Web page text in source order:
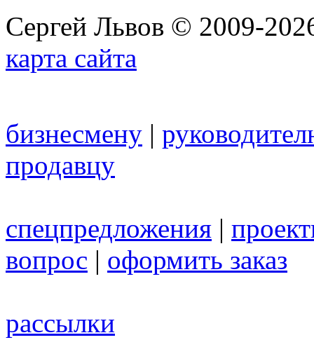
Сергей Львов © 2009-
карта сайта
бизнесмену |
продавцу
спецпредложения |
вопрос | оформить заказ
рассылки